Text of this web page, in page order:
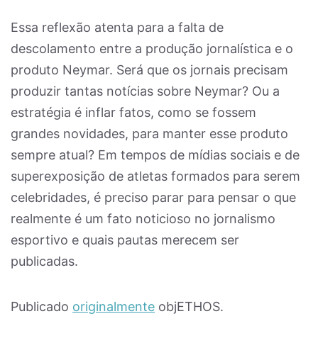
Essa reflexão atenta para a falta de
descolamento entre a produção jornalística e o
produto Neymar. Será que os jornais precisam
produzir tantas notícias sobre Neymar? Ou a
estratégia é inflar fatos, como se fossem
grandes novidades, para manter esse produto
sempre atual? Em tempos de mídias sociais e de
superexposição de atletas formados para serem
celebridades, é preciso parar para pensar o que
realmente é um fato noticioso no jornalismo
esportivo e quais pautas merecem ser
publicadas.
Publicado originalmente objETHOS.